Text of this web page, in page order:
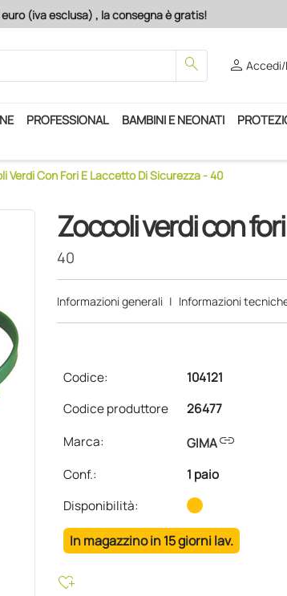
(iva esclusa) , la consegna è gratis!
search person
PROFESSIONAL BAMBINI E NEONATI
Verdi Con Fori E Laccetto Di Sicurezza - 40
Zoccoli verdi con
40
Informazioni generali | Informazioni
Codice:
104121
Codice produttore
26477
Marca:
GIMAlink
Conf.:
1 paio
Disponibilità:
In magazzino in 15 giorni lav.
heart_plus